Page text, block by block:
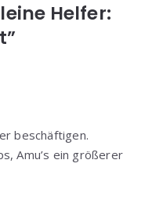
Helfer:
beschäftigen.
Amu’s ein größerer